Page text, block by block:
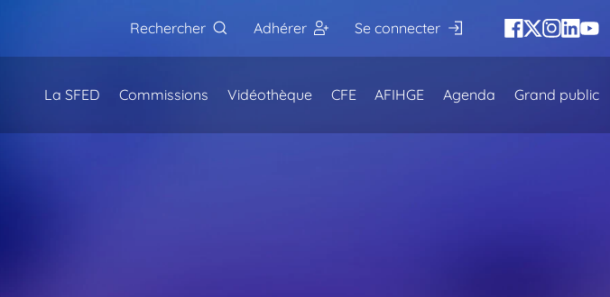
Rechercher
Adhérer Se connecter
La SFED Commissions Vidéothèque CFE AFIHGE Agenda Grand public